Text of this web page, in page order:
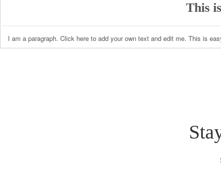
This
I am a paragraph. Click here to add your own text and edit me. This is